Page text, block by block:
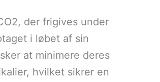
der frigives under
i løbet af sin
at minimere deres
hvilket sikrer en